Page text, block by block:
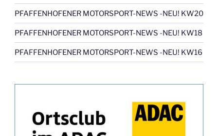
PFAFFENHOFENER MOTORSPORT-NEWS -NEU! KW20
PFAFFENHOFENER MOTORSPORT-NEWS -NEU! KW18
PFAFFENHOFENER MOTORSPORT-NEWS -NEU! KW16